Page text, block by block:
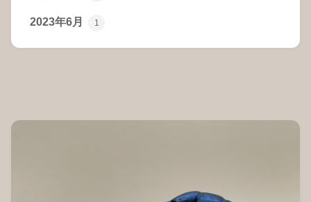
2023年6月 1